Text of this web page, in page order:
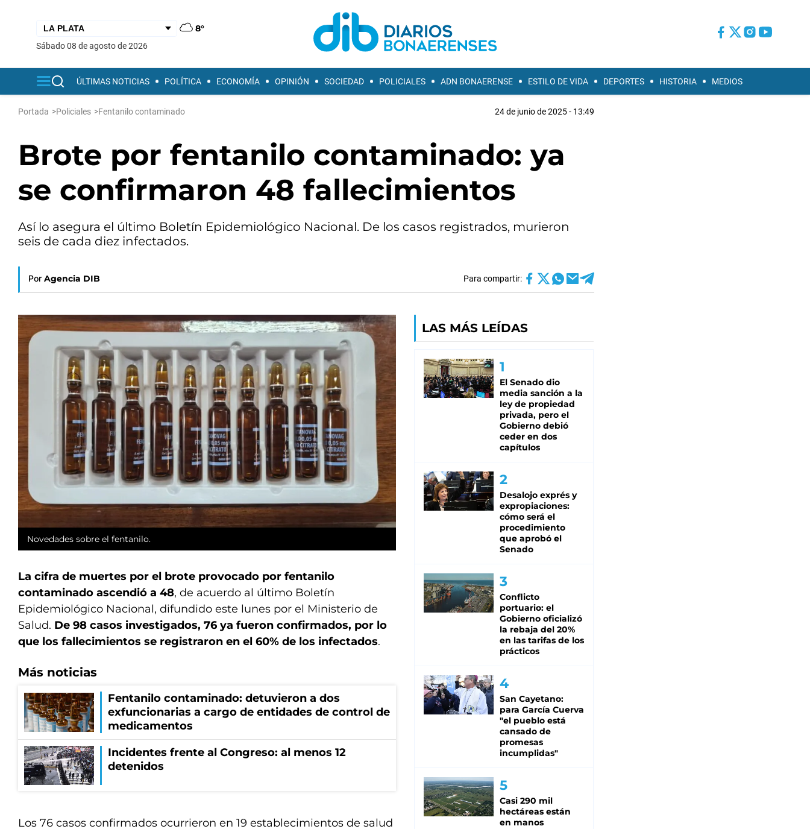
8°
sábado 08 de agosto de 2026
ÚLTIMAS NOTICIAS POLÍTICA ECONOMÍA OPINIÓN SOCIEDAD POLICIALES ADN BONAERENSE ESTILO DE VIDA DEPORTES HISTORIA MEDIOS
Portada >Policiales >Fentanilo contaminado 24 de junio de 2025 - 13:49
Brote por fentanilo contaminado: ya
se confirmaron 48 fallecimientos
Así lo asegura el último Boletín Epidemiológico Nacional. De los casos registrados, murieron
seis de cada diez infectados.
Por Agencia DIB Para compartir:
Novedades sobre el fentanilo.
La cifra de muertes por el brote provocado por fentanilo
contaminado ascendió a 48, de acuerdo al último Boletín
Epidemiológico Nacional, difundido este lunes por el Ministerio de
Salud. De 98 casos investigados, 76 ya fueron confirmados, por lo
que los fallecimientos se registraron en el 60% de los infectados.
Más noticias
Fentanilo contaminado: detuvieron a dos
exfuncionarias a cargo de entidades de control de
medicamentos
Incidentes frente al Congreso: al menos 12
detenidos
Los 76 casos confirmados ocurrieron en 19 establecimientos de salud
LAS MÁS LEÍDAS
El Senado dio
media sanción a la
ley de propiedad
privada, pero el
Gobierno debió
ceder en dos
capítulos
Desalojo exprés y
expropiaciones:
cómo será el
procedimiento
que aprobó el
Senado
Conflicto
portuario: el
Gobierno oficializó
la rebaja del 20%
en las tarifas de los
prácticos
San Cayetano:
para García Cuerva
"el pueblo está
cansado de
promesas
incumplidas"
Casi 290 mil
hectáreas están
en manos